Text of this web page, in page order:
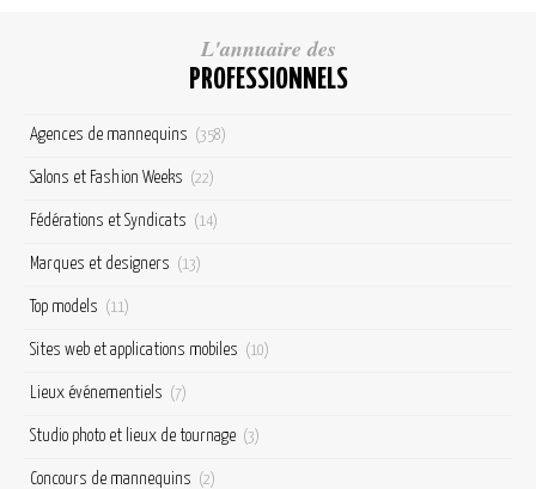
L'annuaire des
PROFESSIONNELS
Agences de mannequins (358)
Salons et Fashion Weeks (22)
Fédérations et Syndicats (14)
Marques et designers (13)
Top models (11)
Sites web et applications mobiles (10)
Lieux événementiels (7)
Studio photo et lieux de tournage (3)
Concours de mannequins (2)